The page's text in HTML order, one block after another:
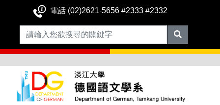
電話 (02)2621-5656 #2333 #2332